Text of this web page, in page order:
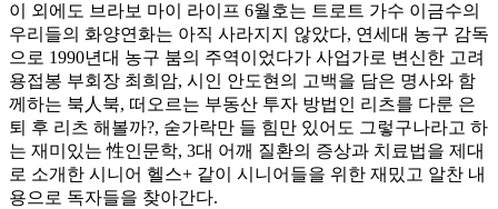
이 외에도 브라보 마이 라이프 6월호는 트로트 가수 이금수의
우리들의 화양연화는 아직 사라지지 않았다, 연세대 농구 감독
으로 1990년대 농구 붐의 주역이었다가 사업가로 변신한 고려
용접봉 부회장 최희암, 시인 안도현의 고백을 담은 명사와 함
께하는 북人북, 떠오르는 부동산 투자 방법인 리츠를 다룬 은
퇴 후 리츠 해볼까?, 숟가락만 들 힘만 있어도 그렇구나라고 하
는 재미있는 性인문학, 3대 어깨 질환의 증상과 치료법을 제대
로 소개한 시니어 헬스+ 같이 시니어들을 위한 재밌고 알찬 내
용으로 독자들을 찾아간다.